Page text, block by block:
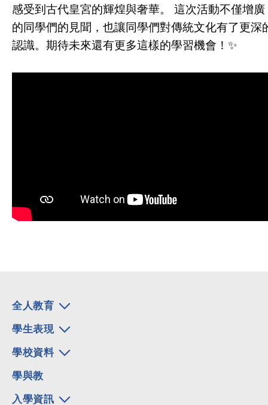
感受到古代皇宮的輝煌與奢華。 這次活動不僅增廣
的同學們的見聞，也讓同學們對傳統文化有了更深
認識。期待未來還有更多這樣的學習機會！✨
全人教育
學生表現
學校資料
學與教
入學資訊